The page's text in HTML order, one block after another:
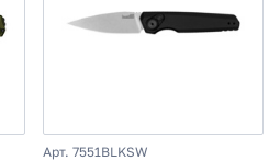
Арт. 7551BLKSW